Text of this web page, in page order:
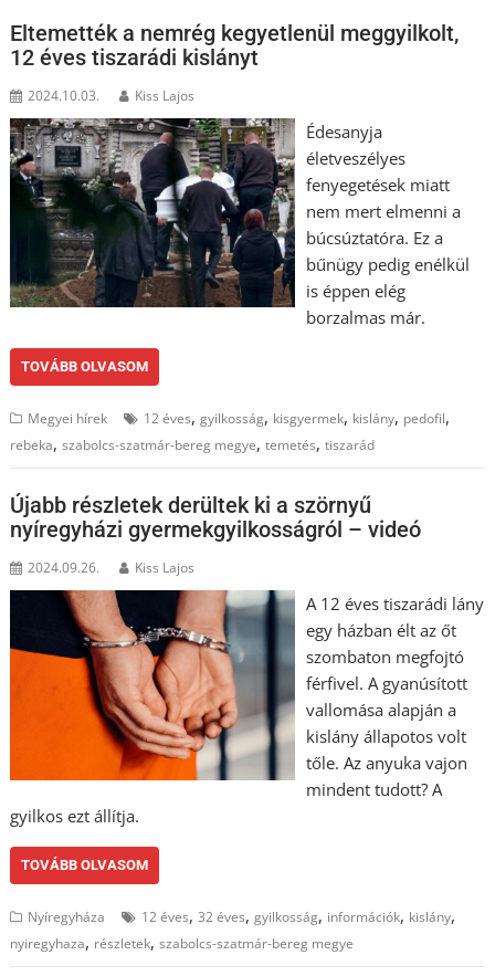
Eltemették a nemrég kegyetlenül meggyilkolt,
12 éves tiszarádi kislányt
2024.10.03. Kiss Lajos
Édesanyja
életveszélyes
fenyegetések miatt
nem mert elmenni a
búcsúztatóra. Ez a
bűnügy pedig enélkül
is éppen elég
borzalmas már.
TOVÁBB OLVASOM
Megyei hírek 12 éves,gyilkosság, kisgyermek, kislány, pedofil,
rebeka,szabolcs-szatmár-bereg megye,temetés,tiszarád
Újabb részletek derültek ki a szörnyű
nyíregyházi gyermekgyilkosságról – videó
2024.09.26. Kiss Lajos
A 12 éves tiszarádi lány
egy házban élt az őt
szombaton megfojtó
férfivel. A gyanúsított
vallomása alapján a
kislány állapotos volt
tőle. Az anyuka vajon
mindent tudott? A
gyilkos ezt állítja.
TOVÁBB OLVASOM
Nyíregyháza 12 éves,32 éves,gyilkosság, információk, kislány,
nyiregyhaza, részletek,szabolcs-szatmár-bereg megye